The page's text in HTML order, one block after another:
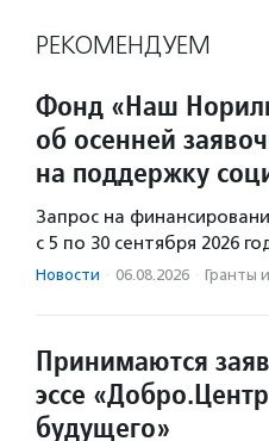
РЕКОМЕНДУЕМ
Фонд «Наш
об осенней
на поддержку
Запрос на
с 5 по 30 сентября 2026
Новости · 06.08.2026 · Гранты
Принимаются
эссе
будущего»